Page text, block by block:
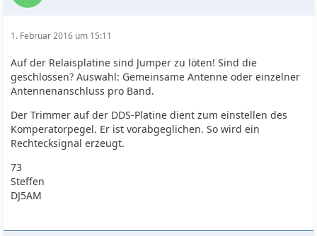
1. Februar 2016 um 15:11
Auf der Relaisplatine sind Jumper zu löten! Sind die
geschlossen? Auswahl: Gemeinsame Antenne oder einzelner
Antennenanschluss pro Band.
Der Trimmer auf der DDS-Platine dient zum einstellen des
Komperatorpegel. Er ist vorabgeglichen. So wird ein
Rechtecksignal erzeugt.
73
Steffen
DJ5AM